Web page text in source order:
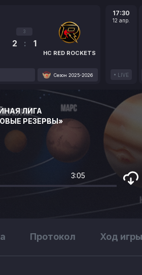
3
2 : 1
HC RED ROCKETS
Сезон 2025-2026
17:30
12 апр.
LIVE
ЛИГА
РЕЗЕРВЫ»
3:05
Протокол Ход игры